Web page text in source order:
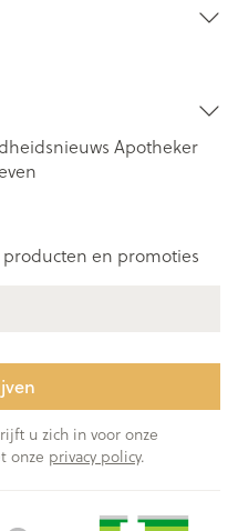
Apotheker
en promoties
u zich in voor onze
onze privacy policy.